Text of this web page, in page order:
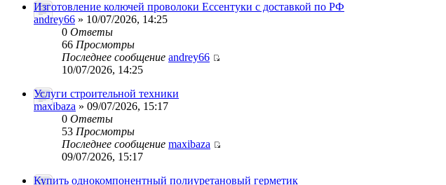
Изготовление колючей проволоки Ессентуки с доставкой по РФ
andrey66 » 10/07/2026, 14:25
0 Ответы
66 Просмотры
Последнее сообщение andrey66
10/07/2026, 14:25
Услуги строительной техники
maxibaza » 09/07/2026, 15:17
0 Ответы
53 Просмотры
Последнее сообщение maxibaza
09/07/2026, 15:17
Купить однокомпонентный полиуретановый герметик